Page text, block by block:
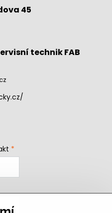
45
technik FAB
*